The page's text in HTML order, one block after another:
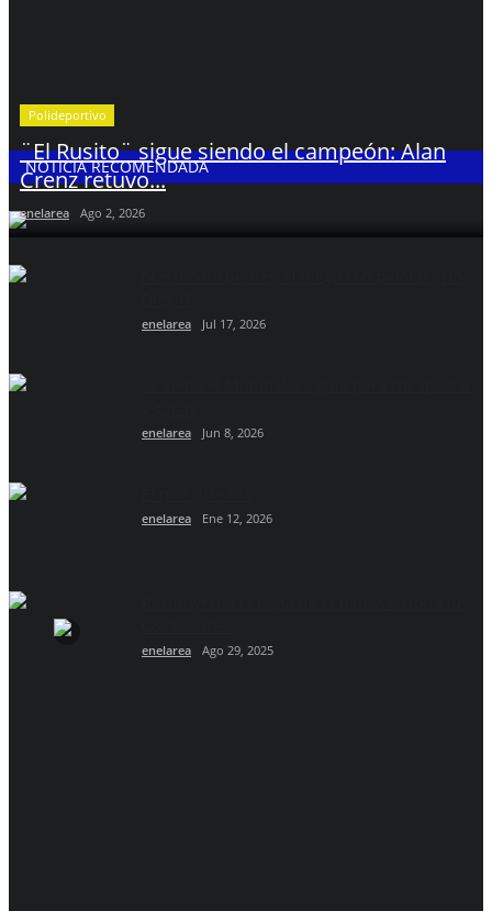
NOTICIA RECOMENDADA
Polideportivo
¨El Rusito¨ sigue siendo el campeón: Alan
Crenz retuvo...
enelarea Ago 2, 2026
enelarea Jul 17, 2026
enelarea Jun 8, 2026
enelarea Ene 12, 2026
enelarea Ago 29, 2025